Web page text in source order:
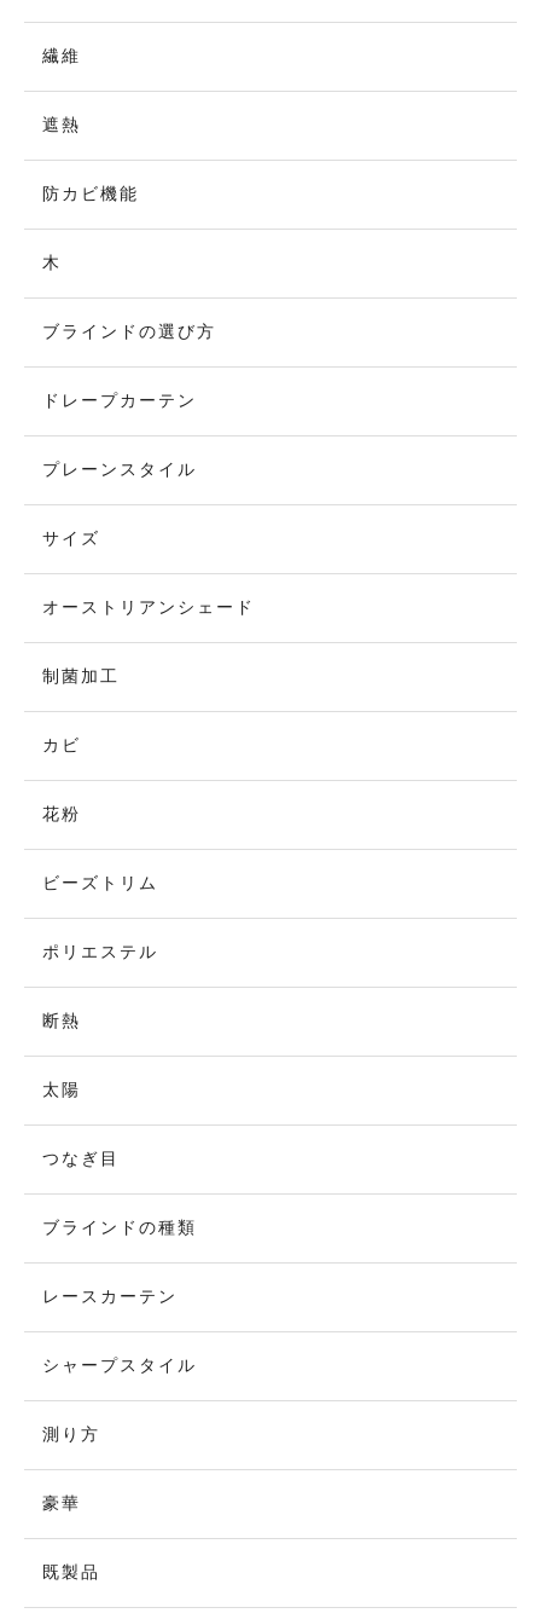
繊維
遮熱
防カビ機能
木
ブラインドの選び方
ドレープカーテン
プレーンスタイル
サイズ
オーストリアンシェード
制菌加工
カビ
花粉
ビーズトリム
ポリエステル
断熱
太陽
つなぎ目
ブラインドの種類
レースカーテン
シャープスタイル
測り方
豪華
既製品